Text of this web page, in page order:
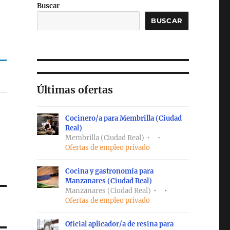
Buscar
BUSCAR
Últimas ofertas
Cocinero/a para Membrilla (Ciudad
Real)
Membrilla (Ciudad Real)
Ofertas de empleo privado
Cocina y gastronomía para
Manzanares (Ciudad Real)
Manzanares (Ciudad Real)
Ofertas de empleo privado
Oficial aplicador/a de resina para